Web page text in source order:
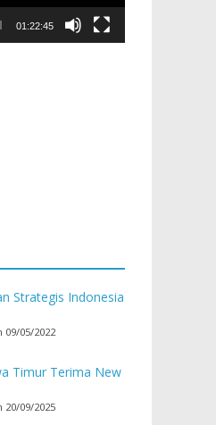
01:22:45
Strategis Indonesia
05/2022
Timur Terima New
09/2025